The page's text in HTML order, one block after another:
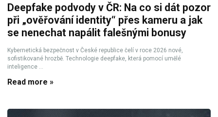
Deepfake podvody v ČR: Na co si dát pozor
při „ověřování identity“ přes kameru a jak
se nenechat napálit falešnými bonusy
Kybernetická bezpečnost v České republice čelí v roce 2026 nové,
sofistikované hrozbě. Technologie deepfake, která pomocí umělé
inteligence ...
Read more »